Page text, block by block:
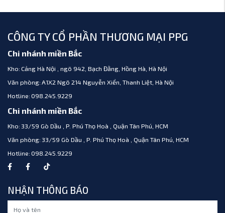
CÔNG TY CỔ PHẦN THƯƠNG MẠI PPG
Chi nhánh miền Bắc
Kho: Cảng Hà Nội , ngõ 942, Bạch Đằng, Hồng Hà, Hà Nội
Văn phòng: A1X2 Ngõ 214 Nguyễn Xiển, Thanh Liệt, Hà Nội
Hotline: 098.245.9229
Chi nhánh miền Bắc
Kho: 33/59 Gò Dầu , P. Phú Thọ Hoà , Quận Tân Phú, HCM
Văn phòng: 33/59 Gò Dầu , P. Phú Thọ Hoà , Quận Tân Phú, HCM
Hotline: 098.245.9229
NHẬN THÔNG BÁO